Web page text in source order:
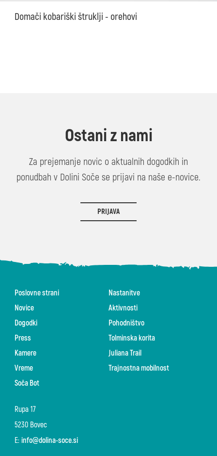
Domači kobariški štruklji - orehovi
Ostani z nami
Za prejemanje novic o aktualnih dogodkih in
ponudbah v Dolini Soče se prijavi na naše e-novice.
PRIJAVA
Rupa 17
5230 Bovec
E: info@dolina-soce.si
Poslovne strani
Novice
Dogodki
Press
Kamere
Vreme
Soča Bot
Nastanitve
Aktivnosti
Pohodništvo
Tolminska korita
Juliana Trail
Trajnostna mobilnost